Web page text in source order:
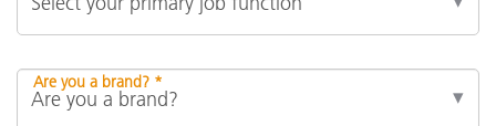
Are you a brand? *